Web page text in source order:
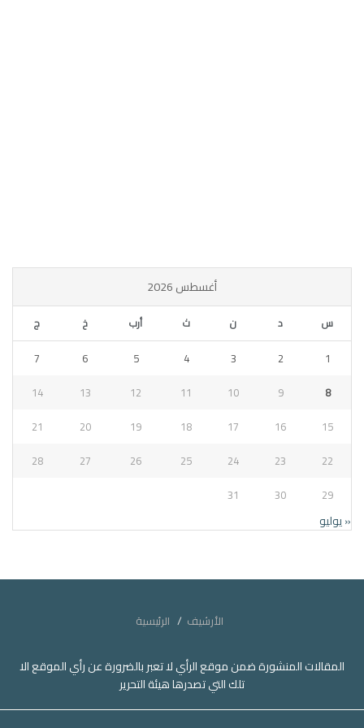
أغسطس 2026
س د ن ث أرب خ ج
1
2
3
4
5
6
7
8
9
10
11
12
13
14
15
16
17
18
19
20
21
22
23
24
25
26
27
28
29
30
31
« يوليو
الأرشيف الرئيسية
المقالات المنشورة ضمن موقع الرأي لا تعبر بالضرورة عن رأي الموقع الا
تلك التي تصدرها هيئة التحرير